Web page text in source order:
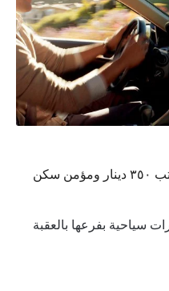
سياحية بفرعها بالعقبة